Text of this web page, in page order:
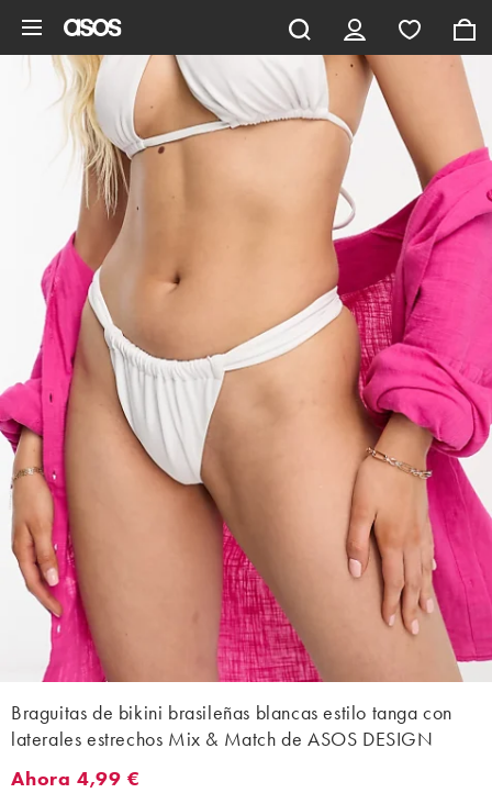
Braguitas de bikini brasileñas blancas estilo tanga con
laterales estrechos Mix & Match de ASOS DESIGN
Ahora 4,99 €. Mejor precio en últimos 30 días 3,49 € (+43%).
Ahora 4,99 €